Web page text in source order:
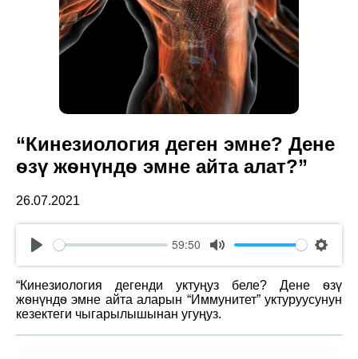
“Кинезиология деген эмне? Дене
ѳзү жѳнүндѳ эмне айта алат?”
26.07.2021
Play
59:50
Mute
“Кинезиология дегенди уктуңуз беле? Дене ѳзү
жѳнүндѳ эмне айта аларын “Иммунитет” уктуруусунун
кезектеги чыгарылышынан угуңуз.